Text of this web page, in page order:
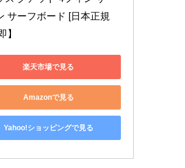
サーフボード [日本正規
】
楽天市場で見る
Amazonで見る
Yahoo!ショッピングで見る